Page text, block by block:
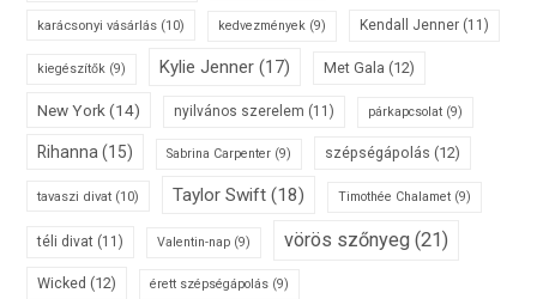
karácsonyi vásárlás (10) kedvezmények (9) Kendall Jenner (11)
kiegészítők (9) Kylie Jenner (17) Met Gala (12)
New York (14) nyilvános szerelem (11) párkapcsolat (9)
Rihanna (15) Sabrina Carpenter (9) szépségápolás (12)
tavaszi divat (10) Taylor Swift (18) Timothée Chalamet (9)
téli divat (11) Valentin-nap (9) vörös szőnyeg (21)
Wicked (12) érett szépségápolás (9)